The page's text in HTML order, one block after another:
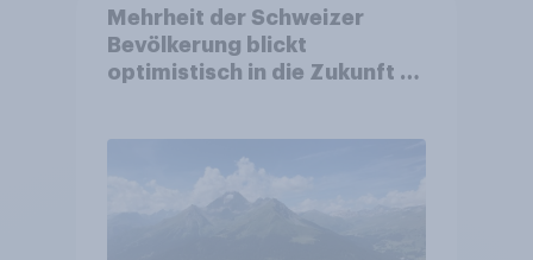
Mehrheit der Schweizer
Bevölkerung blickt
optimistisch in die Zukunft –
Altersvorsorge